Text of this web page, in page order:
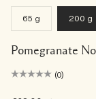
65 g 200 g
Pomegranate
(0)